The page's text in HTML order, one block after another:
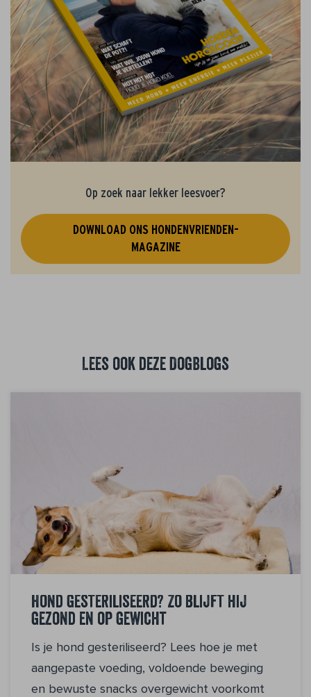
Op zoek naar lekker leesvoer?
DOWNLOAD ONS HONDENVRIENDEN-
MAGAZINE
Lees ook deze DogBlogs
Hond gesteriliseerd? Zo blijft hij
gezond en op gewicht
Is je hond gesteriliseerd? Lees hoe je met
aangepaste voeding, voldoende beweging
en bewuste snacks overgewicht voorkomt